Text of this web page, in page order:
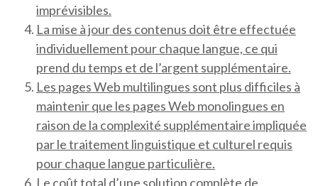
imprévisibles.
La mise à jour des contenus doit être effectuée
individuellement pour chaque langue, ce qui
prend du temps et de l’argent supplémentaire.
Les pages Web multilingues sont plus difficiles à
maintenir que les pages Web monolingues en
raison de la complexité supplémentaire impliquée
par le traitement linguistique et culturel requis
pour chaque langue particulière.
Le coût total d’une solution complète de